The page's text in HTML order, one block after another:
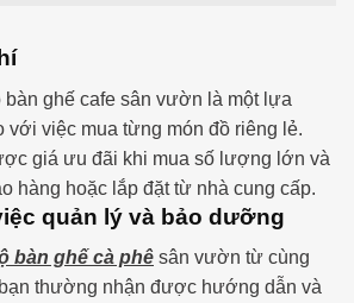
ghế cafe sân vườn là một lựa
với việc mua từng món đồ riêng lẻ.
giá ưu đãi khi mua số lượng lớn và
hàng hoặc lắp đặt từ nhà cung cấp.
quản lý và bảo dưỡng
bàn ghế cà phê sân vườn từ cùng
thường nhận được hướng dẫn và